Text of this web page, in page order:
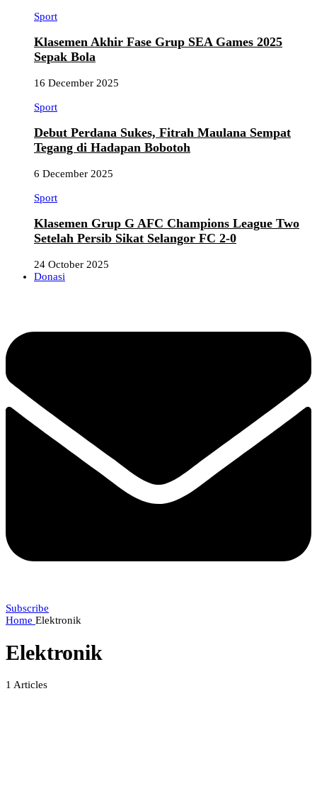
Sport
Klasemen Akhir Fase Grup SEA Games 2025
Sepak Bola
16 December 2025
Sport
Debut Perdana Sukes, Fitrah Maulana Sempat
Tegang di Hadapan Bobotoh
6 December 2025
Sport
Klasemen Grup G AFC Champions League Two
Setelah Persib Sikat Selangor FC 2-0
24 October 2025
Donasi
Subscribe
Home Elektronik
Elektronik
1 Articles